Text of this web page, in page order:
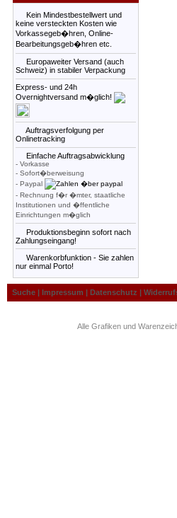
Kein Mindestbestellwert und
keine versteckten Kosten wie
Vorkassegeb�hren, Online-
Bearbeitungsgeb�hren etc.
Europaweiter Versand (auch
Schweiz) in stabiler Verpackung
Express- und 24h
Overnightversand m�glich!
Auftragsverfolgung per
Onlinetracking
Einfache Auftragsabwicklung
- Vorkasse
- Sofort�berweisung
- Paypal
- Rechnung f�r �mter, staatliche
Institutionen und �ffentliche
Einrichtungen m�glich
Produktionsbeginn sofort nach
Zahlungseingang!
Warenkorbfunktion - Sie zahlen
nur einmal Porto!
Suche | Impressum | Datenschutz |
Alle Grafiken und